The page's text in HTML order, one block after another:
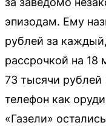
эпизодам. Ему
рублей за
рассрочкой на 18
73 тысячи рублей
телефон как
«Газели»